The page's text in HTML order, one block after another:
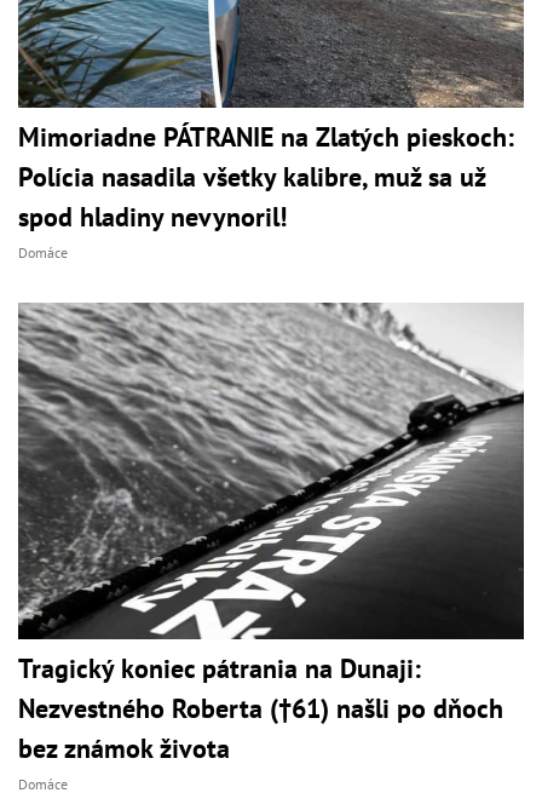
Mimoriadne PÁTRANIE na Zlatých pieskoch:
Polícia nasadila všetky kalibre, muž sa už
spod hladiny nevynoril!
Domáce
Tragický koniec pátrania na Dunaji:
Nezvestného Roberta (†61) našli po dňoch
bez známok života
Domáce